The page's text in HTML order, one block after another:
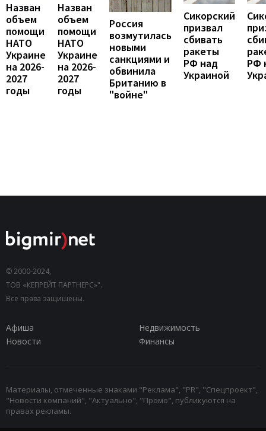
Назван
объем
помощи
НАТО
Украине
на 2026-
2027
годы
Назван
объем
помощи
НАТО
Украине
на 2026-
2027
годы
Россия
возмутилась
новыми
санкциями и
обвинила
Британию в
"войне"
Сикорский
призвал
сбивать
ракеты
РФ над
Украиной
РФ
© 2000-2024,
ТОВ «КЕПРЕЙТ ПАРТНЕРС»".
Все права защищены.
Афиша
Недвижимость
Новости
Финансы
Материалы, отмеченные знаками "Реклама", "PR", "Спецпроект",
"Новости компаний", "Актуально", "Промо", публикуются на
правах рекламы.